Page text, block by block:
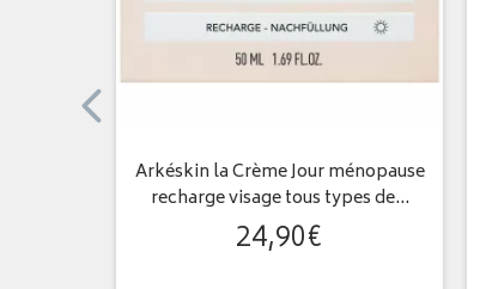
Arkéskin la Crème Jour ménopause
recharge visage tous types de…
24,90€